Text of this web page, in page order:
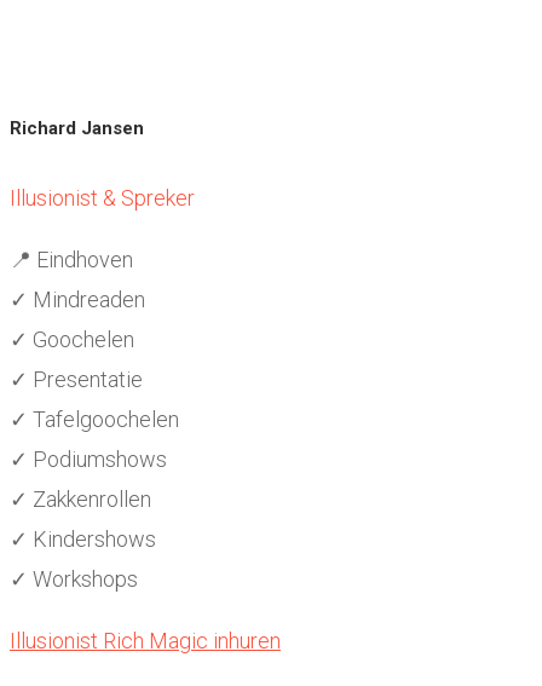
Richard Jansen
Illusionist & Spreker
📍 Eindhoven
✓ Mindreaden
✓ Goochelen
✓ Presentatie
✓ Tafelgoochelen
✓ Podiumshows
✓ Zakkenrollen
✓ Kindershows
✓ Workshops
Illusionist Rich Magic inhuren